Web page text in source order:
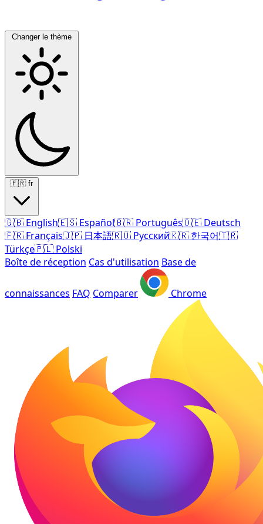
Changer le thème
🇫🇷 fr
🇬🇧 English🇪🇸 Español🇧🇷 Português🇩🇪 Deutsch
🇫🇷 Français🇯🇵 日本語🇷🇺 Русский🇰🇷 한국어🇹🇷
Türkçe🇵🇱 Polski
Boîte de réception Cas d'utilisation Base de
connaissances FAQ Comparer Chrome